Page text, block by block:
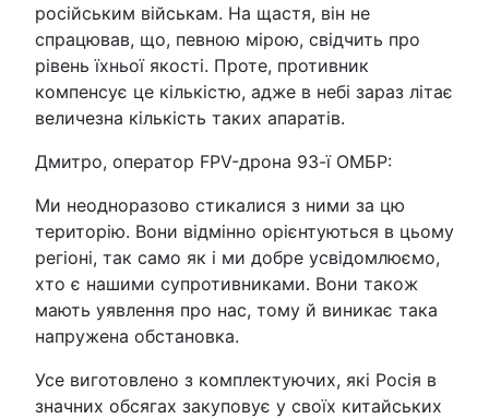
російським військам. На щастя, він не
спрацював, що, певною мірою, свідчить про
рівень їхньої якості. Проте, противник
компенсує це кількістю, адже в небі зараз літає
величезна кількість таких апаратів.
Дмитро, оператор FPV-дрона 93-ї ОМБР:
Ми неодноразово стикалися з ними за цю
територію. Вони відмінно орієнтуються в цьому
регіоні, так само як і ми добре усвідомлюємо,
хто є нашими супротивниками. Вони також
мають уявлення про нас, тому й виникає така
напружена обстановка.
Усе виготовлено з комплектуючих, які Росія в
значних обсягах закуповує у своїх китайських